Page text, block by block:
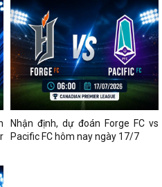
Nhận định, dự đoán Forge FC vs
Pacific FC hôm nay ngày 17/7